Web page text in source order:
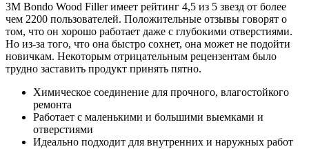
3M Bondo Wood Filler имеет рейтинг 4,5 из 5 звезд от более
чем 2200 пользователей. Положительные отзывы говорят о
том, что он хорошо работает даже с глубокими отверстиями.
Но из-за того, что она быстро сохнет, она может не подойти
новичкам. Некоторым отрицательным рецензентам было
трудно заставить продукт принять пятно.
Химическое соединение для прочного, влагостойкого
ремонта
Работает с маленькими и большими выемками и
отверстиями
Идеально подходит для внутренних и наружных работ